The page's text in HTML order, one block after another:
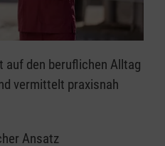
auf den beruflichen Alltag
vermittelt praxisnah
Ansatz